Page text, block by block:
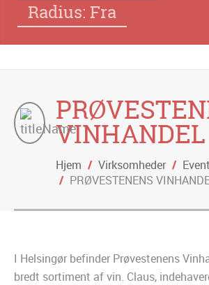
Radius: Fra
VINHANDEL
Hjem / Virksomheder /
/ PRØVESTENENS
I Helsingør befinder Prøvestenens
bredt sortiment af vin. Claus,